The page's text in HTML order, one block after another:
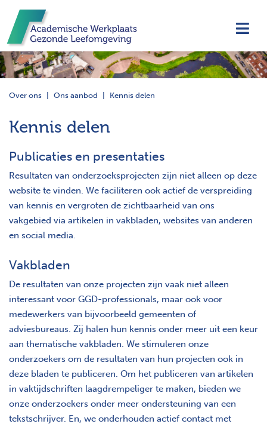
Over ons Ons aanbod Kennis delen
Kennis delen
Publicaties en presentaties
Resultaten van onderzoeksprojecten zijn niet alleen op deze
website te vinden. We faciliteren ook actief de verspreiding
van kennis en vergroten de zichtbaarheid van ons
vakgebied via artikelen in vakbladen, websites van anderen
en social media.
Vakbladen
De resultaten van onze projecten zijn vaak niet alleen
interessant voor GGD-professionals, maar ook voor
medewerkers van bijvoorbeeld gemeenten of
adviesbureaus. Zij halen hun kennis onder meer uit een keur
aan thematische vakbladen. We stimuleren onze
onderzoekers om de resultaten van hun projecten ook in
deze bladen te publiceren. Om het publiceren van artikelen
in vaktijdschriften laagdrempeliger te maken, bieden we
onze onderzoekers onder meer ondersteuning van een
tekstschrijver. En, we onderhouden actief contact met